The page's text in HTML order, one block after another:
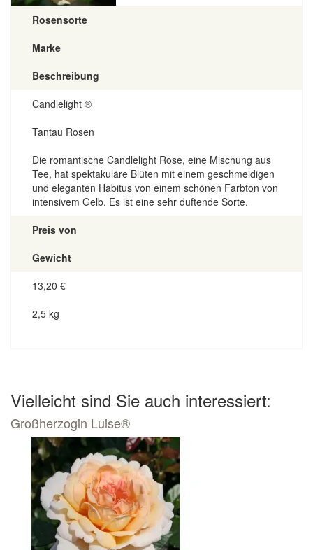
Rosensorte
Marke
Beschreibung
Candlelight ®
Tantau Rosen
Die romantische Candlelight Rose, eine Mischung aus
Tee, hat spektakuläre Blüten mit einem geschmeidigen
und eleganten Habitus von einem schönen Farbton von
intensivem Gelb. Es ist eine sehr duftende Sorte.
Preis von
Gewicht
13,20 €
2,5 kg
Vielleicht sind Sie auch interessiert:
Großherzogin Luise®